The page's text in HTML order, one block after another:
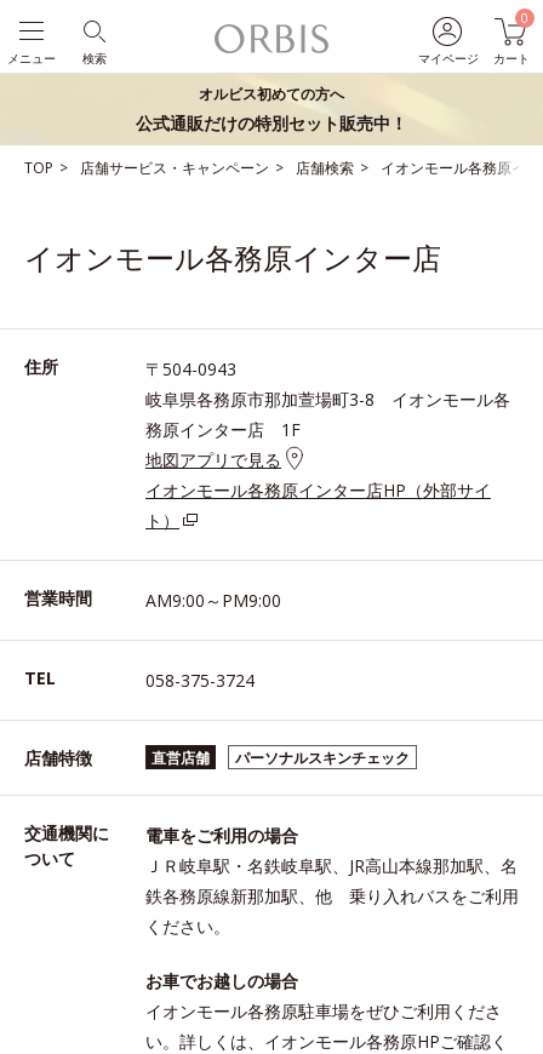
マイページ
0
カート
検索
メニュー
オルビス初めての方へ
公式通販だけの特別セット販売中！
TOP 店舗サービス・キャンペーン 店舗検索 イオンモール各務原イ
イオンモール各務原インター店
住所
〒504-0943
岐阜県各務原市那加萱場町3-8 イオンモール各
務原インター店 1F
地図アプリで見る
イオンモール各務原インター店HP（外部サイ
ト）
営業時間 AM9:00～PM9:00
TEL 058-375-3724
店舗特徴 直営店舗 パーソナルスキンチェック
交通機関に
ついて
電車をご利用の場合
ＪＲ岐阜駅・名鉄岐阜駅、JR高山本線那加駅、名
鉄各務原線新那加駅、他 乗り入れバスをご利用
ください。
お車でお越しの場合
イオンモール各務原駐車場をぜひご利用くださ
い。詳しくは、イオンモール各務原HPご確認く